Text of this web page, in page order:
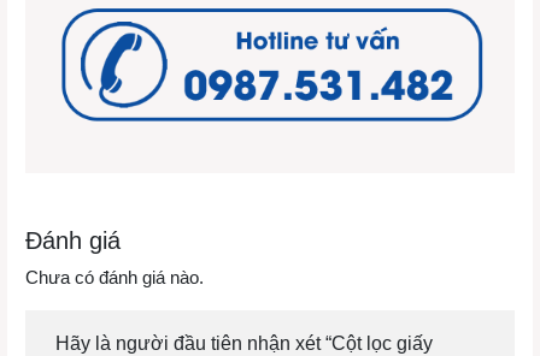
Đánh giá
Chưa có đánh giá nào.
Hãy là người đầu tiên nhận xét “Cột lọc giấy